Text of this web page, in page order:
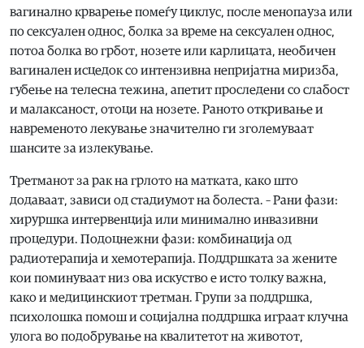
вагинално крварење помеѓу циклус, после менопауза или
по сексуален однос, болка за време на сексуален однос,
потоа болка во грбот, нозете или карлицата, необичен
вагинален исцедок со интензивна непријатна миризба,
губење на телесна тежина, апетит проследени со слабост
и малаксаност, отоци на нозете. Раното откривање и
навременото лекување значително ги зголемуваат
шансите за излекување.
Третманот за рак на грлото на матката, како што
додаваат, зависи од стадиумот на болеста. – Рани фази:
хируршка интервенција или минимално инвазивни
процедури. Подоцнежни фази: комбинација од
радиотерапија и хемотерапија. Поддршката за жените
кои поминуваат низ ова искуство е исто толку важна,
како и медицинскиот третман. Групи за поддршка,
психолошка помош и социјална поддршка играат клучна
улога во подобрување на квалитетот на животот,